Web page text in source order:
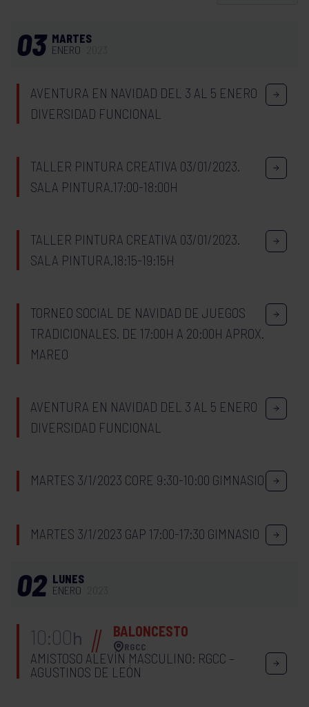
03 MARTES
ENERO
AVENTURA EN NAVIDAD DEL 3 AL 5 ENERO
DIVERSIDAD FUNCIONAL
TALLER PINTURA CREATIVA 03/01/2023.
SALA PINTURA.17:00-18:00H
TALLER PINTURA CREATIVA 03/01/2023.
SALA PINTURA.18:15-19:15H
TORNEO SOCIAL DE NAVIDAD DE JUEGOS
TRADICIONALES. DE 17:00H A 20:00H APROX.
MAREO
AVENTURA EN NAVIDAD DEL 3 AL 5 ENERO
DIVERSIDAD FUNCIONAL
MARTES 3/1/2023 CORE 9:30-10:00 GIMNASIO
MARTES 3/1/2023 GAP 17:00-17:30 GIMNASIO
02 LUNES
ENERO
10:00h BALONCESTO
RGCC
AMISTOSO ALEVÍN MASCULINO: RGCC –
AGUSTINOS DE LEÓN